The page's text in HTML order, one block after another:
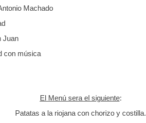
Machado
Juan
con música
El Menú sera el siguiente:
Patatas a la riojana con chorizo y costilla.